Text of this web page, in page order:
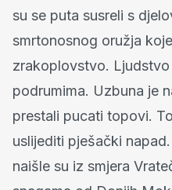
su se puta susreli s
smrtonosnog oružja
zrakoplovstvo.
podrumima. Uzbuna je
prestali pucati topovi.
uslijediti pješački
naišle su iz smjera